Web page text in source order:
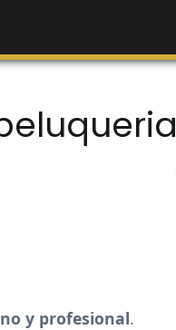
y profesional.